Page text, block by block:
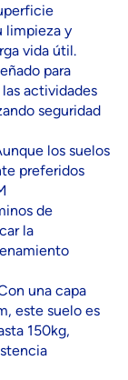
limpieza y
vida útil.
para
actividades
seguridad
los suelos
preferidos
de
la
una capa
este suelo es
150kg,